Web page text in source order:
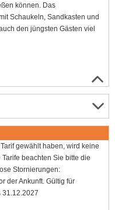
können. Das
Schaukeln, Sandkasten und
den jüngsten Gästen viel
gewählt haben, wird keine
beachten Sie bitte die
Stornierungen:
der Ankunft. Gültig für
31.12.2027